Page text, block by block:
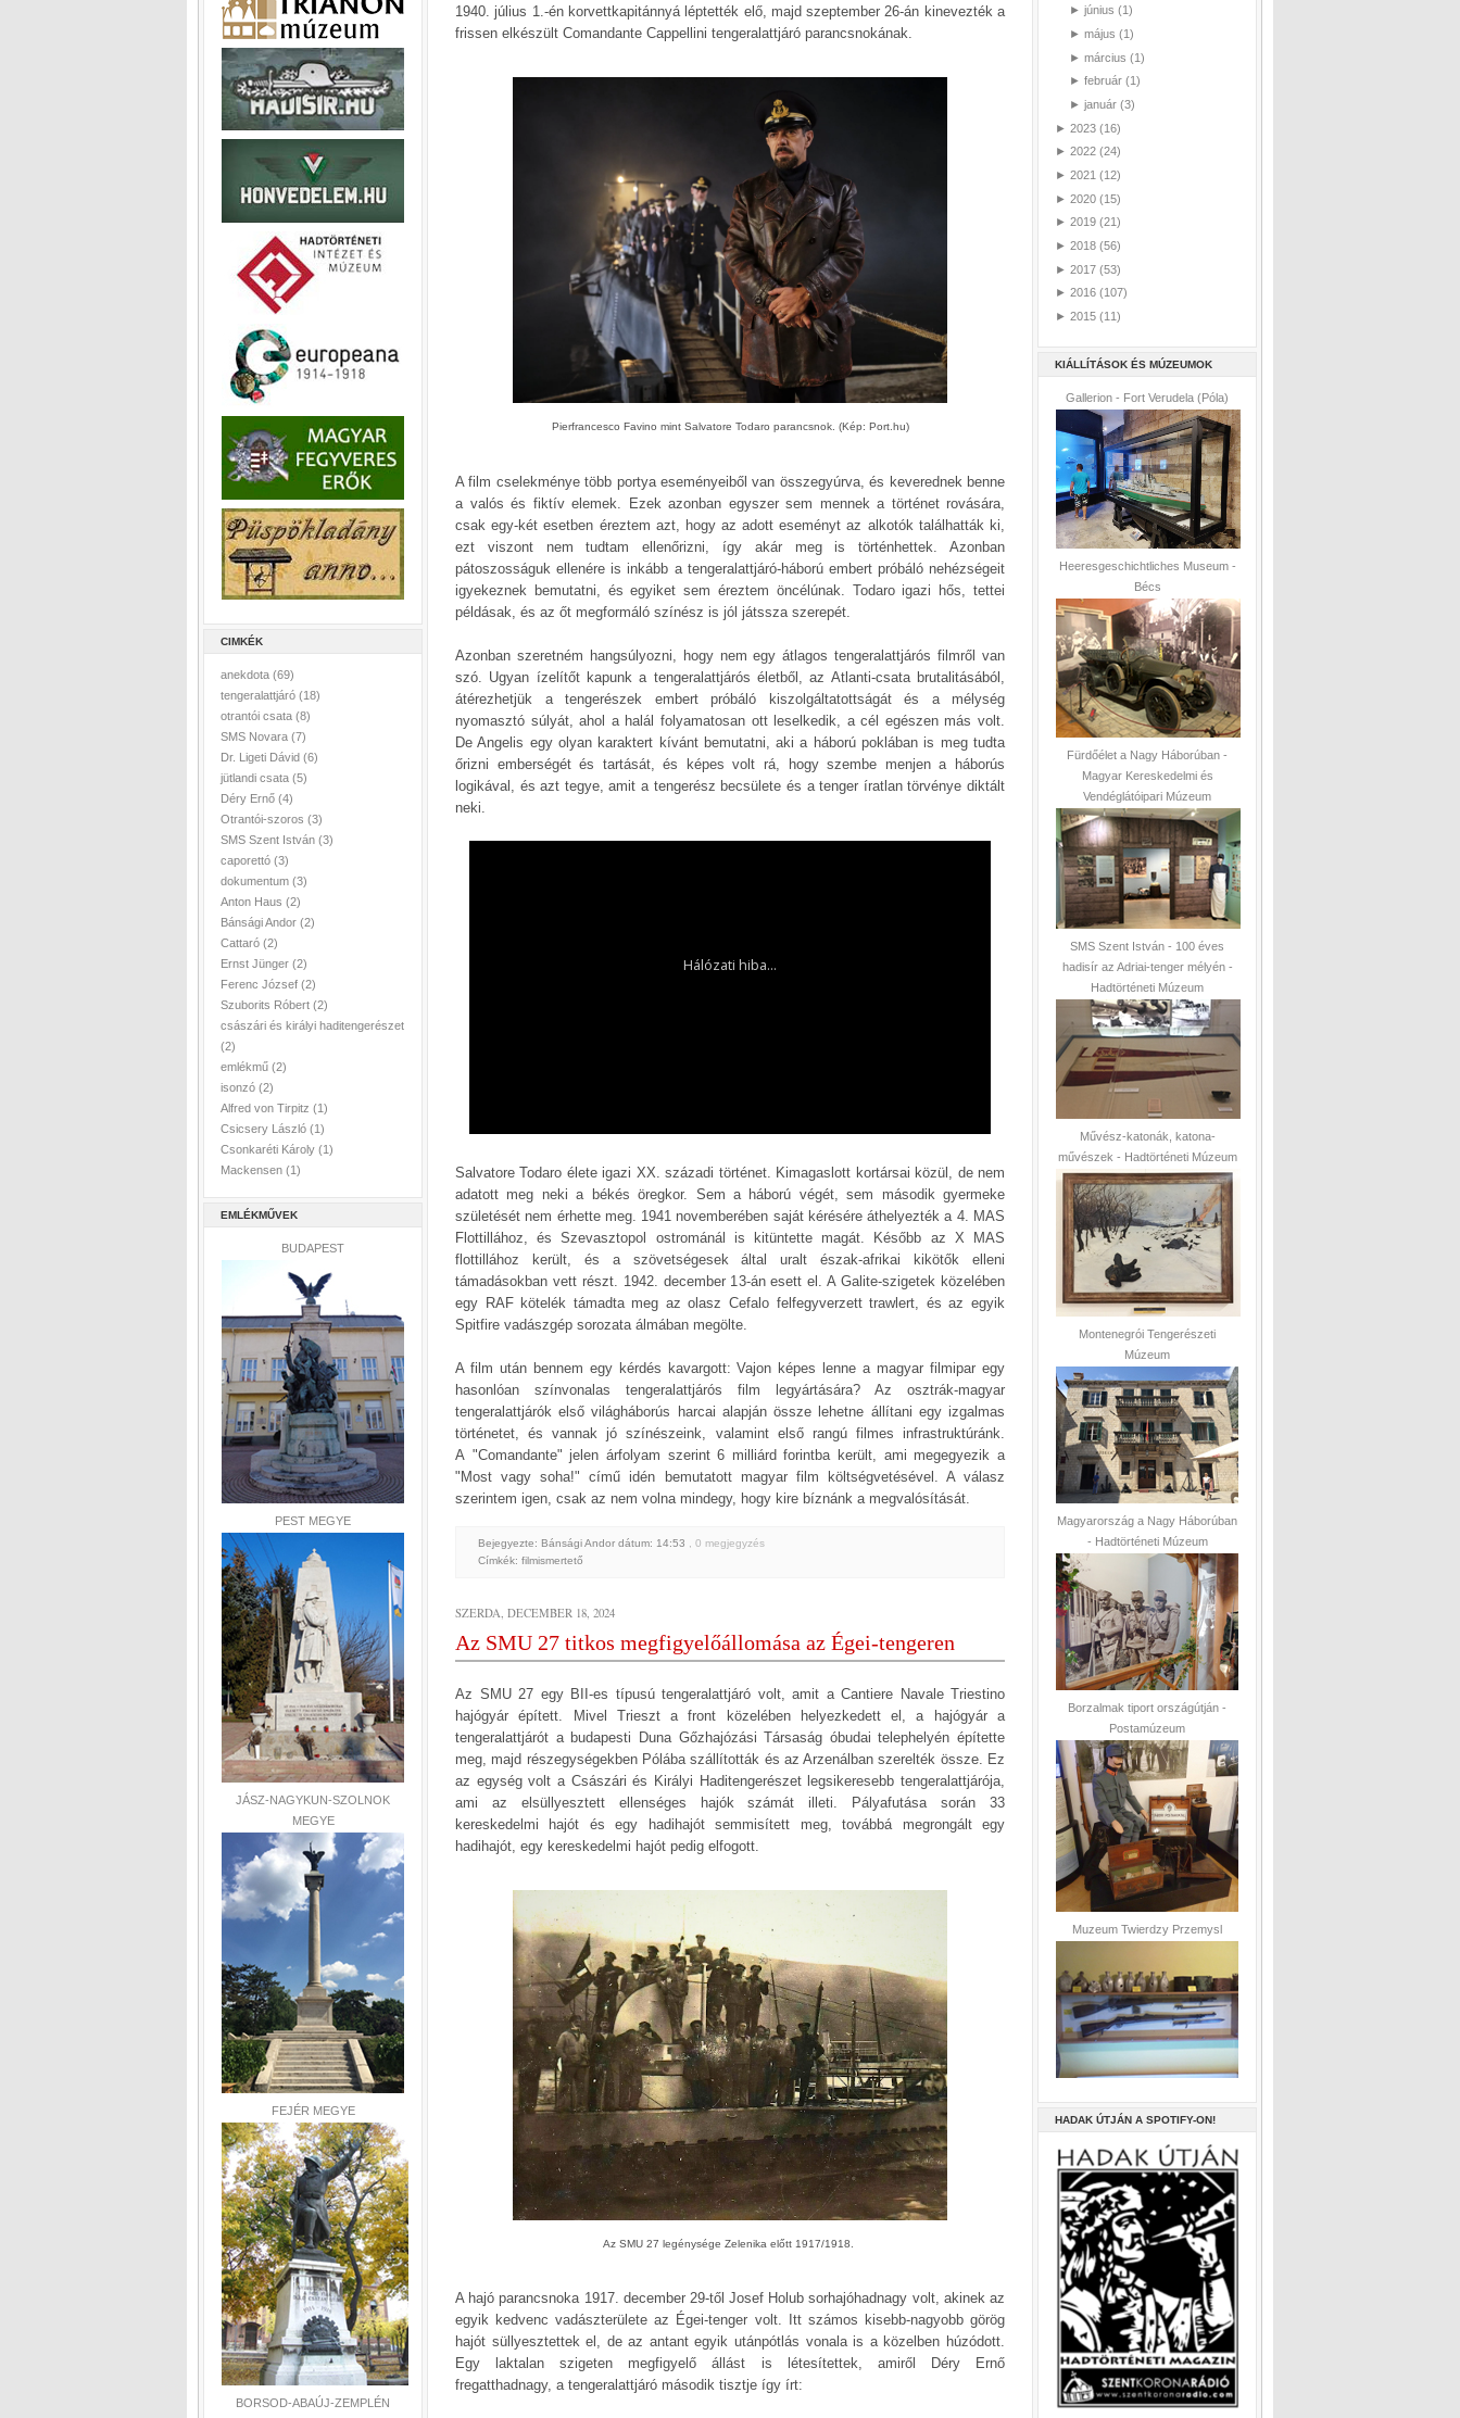
CIMKÉK
anekdota (69)
tengeralattjáró (18)
otrantói csata (8)
SMS Novara (7)
Dr. Ligeti Dávid (6)
jütlandi csata (5)
Déry Ernő (4)
Otrantói-szoros (3)
SMS Szent István (3)
caporettó (3)
dokumentum (3)
Anton Haus (2)
Bánsági Andor (2)
Cattaró (2)
Ernst Jünger (2)
Ferenc József (2)
Szuborits Róbert (2)
császári és királyi haditengerészet
(2)
emlékmű (2)
isonzó (2)
Alfred von Tirpitz (1)
Csicsery László (1)
Csonkaréti Károly (1)
Mackensen (1)
EMLÉKMŰVEK
BUDAPEST
PEST MEGYE
JÁSZ-NAGYKUN-SZOLNOK
MEGYE
FEJÉR MEGYE
BORSOD-ABAÚJ-ZEMPLÉN
1940. július 1.-én korvettkapitánnyá léptették elő, majd szeptember 26-án kinevezték a
frissen elkészült Comandante Cappellini tengeralattjáró parancsnokának.
Pierfrancesco Favino mint Salvatore Todaro parancsnok. (Kép: Port.hu)
A film cselekménye több portya eseményeiből van összegyúrva, és keverednek benne
a valós és fiktív elemek. Ezek azonban egyszer sem mennek a történet rovására,
csak egy-két esetben éreztem azt, hogy az adott eseményt az alkotók találhatták ki,
ezt viszont nem tudtam ellenőrizni, így akár meg is történhettek. Azonban
pátoszosságuk ellenére is inkább a tengeralattjáró-háború embert próbáló nehézségeit
igyekeznek bemutatni, és egyiket sem éreztem öncélúnak. Todaro igazi hős, tettei
példásak, és az őt megformáló színész is jól játssza szerepét.
Azonban szeretném hangsúlyozni, hogy nem egy átlagos tengeralattjárós filmről van
szó. Ugyan ízelítőt kapunk a tengeralattjárós életből, az Atlanti-csata brutalitásából,
átérezhetjük a tengerészek embert próbáló kiszolgáltatottságát és a mélység
nyomasztó súlyát, ahol a halál folyamatosan ott leselkedik, a cél egészen más volt.
De Angelis egy olyan karaktert kívánt bemutatni, aki a háború poklában is meg tudta
őrizni emberségét és tartását, és képes volt rá, hogy szembe menjen a háborús
logikával, és azt tegye, amit a tengerész becsülete és a tenger íratlan törvénye diktált
neki.
Salvatore Todaro élete igazi XX. századi történet. Kimagaslott kortársai közül, de nem
adatott meg neki a békés öregkor. Sem a háború végét, sem második gyermeke
születését nem érhette meg. 1941 novemberében saját kérésére áthelyezték a 4. MAS
Flottillához, és Szevasztopol ostrománál is kitüntette magát. Később az X MAS
flottillához került, és a szövetségesek által uralt észak-afrikai kikötők elleni
támadásokban vett részt. 1942. december 13-án esett el. A Galite-szigetek közelében
egy RAF kötelék támadta meg az olasz Cefalo felfegyverzett trawlert, és az egyik
Spitfire vadászgép sorozata álmában megölte.
A film után bennem egy kérdés kavargott: Vajon képes lenne a magyar filmipar egy
hasonlóan színvonalas tengeralattjárós film legyártására? Az osztrák-magyar
tengeralattjárók első világháborús harcai alapján össze lehetne állítani egy izgalmas
történetet, és vannak jó színészeink, valamint első rangú filmes infrastruktúránk.
A "Comandante" jelen árfolyam szerint 6 milliárd forintba került, ami megegyezik a
"Most vagy soha!" című idén bemutatott magyar film költségvetésével. A válasz
szerintem igen, csak az nem volna mindegy, hogy kire bíznánk a megvalósítását.
Bejegyezte: Bánsági Andor dátum: 14:53
, 0 megjegyzés
Címkék: filmismertető
SZERDA, DECEMBER 18, 2024
Az SMU 27 titkos megfigyelőállomása az Égei-tengeren
Az SMU 27 egy BII-es típusú tengeralattjáró volt, amit a Cantiere Navale Triestino
hajógyár épített. Mivel Trieszt a front közelében helyezkedett el, a hajógyár a
tengeralattjárót a budapesti Duna Gőzhajózási Társaság óbudai telephelyén építette
meg, majd részegységekben Pólába szállították és az Arzenálban szerelték össze. Ez
az egység volt a Császári és Királyi Haditengerészet legsikeresebb tengeralattjárója,
ami az elsüllyesztett ellenséges hajók számát illeti. Pályafutása során 33
kereskedelmi hajót és egy hadihajót semmisített meg, továbbá megrongált egy
hadihajót, egy kereskedelmi hajót pedig elfogott.
Az SMU 27 legénysége Zelenika előtt 1917/1918.
A hajó parancsnoka 1917. december 29-től Josef Holub sorhajóhadnagy volt, akinek az
egyik kedvenc vadászterülete az Égei-tenger volt. Itt számos kisebb-nagyobb görög
hajót süllyesztettek el, de az antant egyik utánpótlás vonala is a közelben húzódott.
Egy laktalan szigeten megfigyelő állást is létesítettek, amiről Déry Ernő
fregatthadnagy, a tengeralattjáró második tisztje így írt:
► június (1)
► május (1)
► március (1)
► február (1)
► január (3)
► 2023 (16)
► 2022 (24)
► 2021 (12)
► 2020 (15)
► 2019 (21)
► 2018 (56)
► 2017 (53)
► 2016 (107)
► 2015 (11)
KIÁLLÍTÁSOK ÉS MÚZEUMOK
Gallerion - Fort Verudela (Póla)
Heeresgeschichtliches Museum -
Bécs
Fürdőélet a Nagy Háborúban -
Magyar Kereskedelmi és
Vendéglátóipari Múzeum
SMS Szent István - 100 éves
hadisír az Adriai-tenger mélyén -
Hadtörténeti Múzeum
Művész-katonák, katona-
művészek - Hadtörténeti Múzeum
Montenegrói Tengerészeti
Múzeum
Magyarország a Nagy Háborúban
- Hadtörténeti Múzeum
Borzalmak tiport országútján -
Postamúzeum
Muzeum Twierdzy Przemysl
HADAK ÚTJÁN A SPOTIFY-ON!